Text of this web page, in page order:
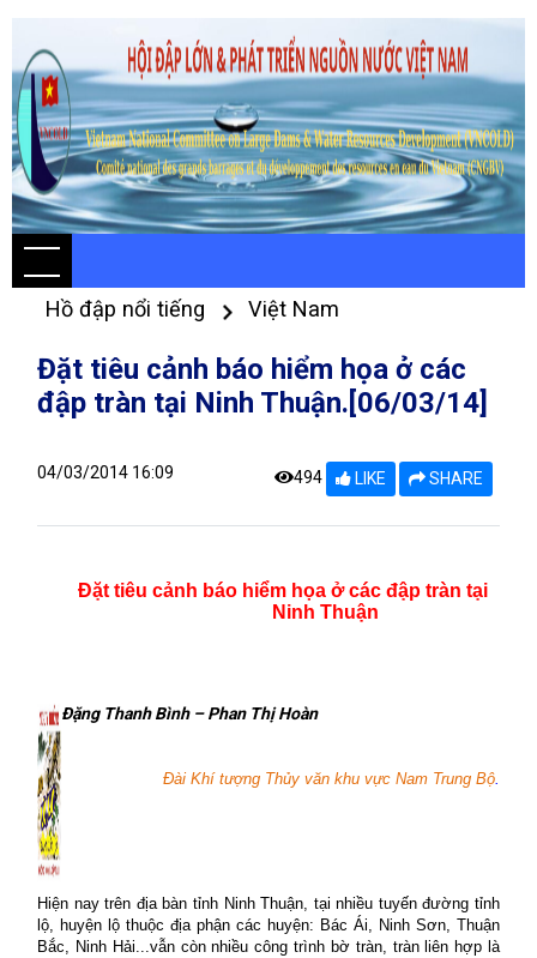
Hồ đập nổi tiếng Việt Nam
Đặt tiêu cảnh báo hiểm họa ở các
đập tràn tại Ninh Thuận.[06/03/14]
04/03/2014 16:09 494 LIKE SHARE
Đặttiêu cảnh báo hiểm họa ởcác đập tràn tại
Ninh Thuận
Đặng Thanh Bình – Phan Thị Hoàn
Đài Khí tượng Thủy văn khu vực Nam Trung Bộ.
Hiện nay trên địa bàn tỉnh Ninh Thuận, tại nhiều tuyến đường tỉnh
lộ, huyện lộ thuộc địa phận các huyện: Bác Ái, Ninh Sơn, Thuận
Bắc, Ninh Hải...vẫn còn nhiều công trình bờ tràn, tràn liên hợp là